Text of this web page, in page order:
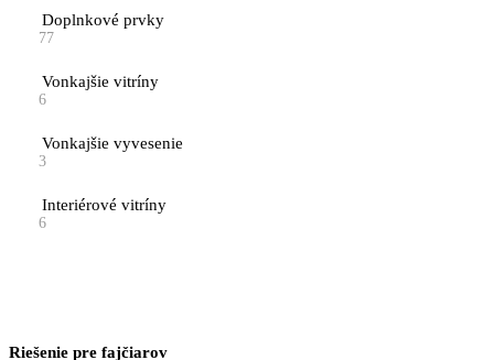
Doplnkové prvky
77
Vonkajšie vitríny
6
Vonkajšie vyvesenie
3
Interiérové vitríny
6
Riešenie pre fajčiarov